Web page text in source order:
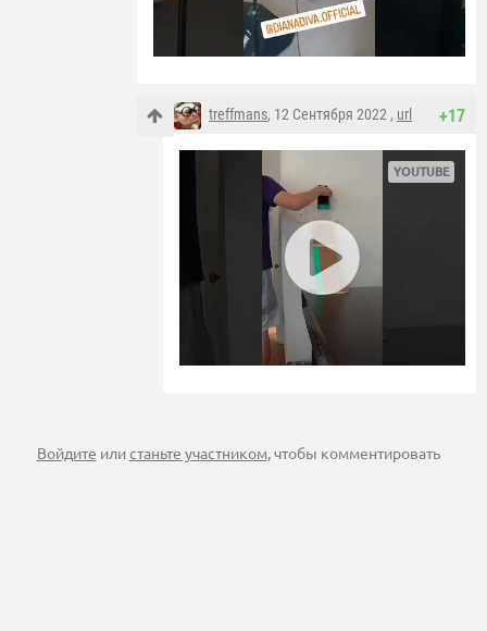
+17
treffmans, 12 Сентября 2022 , url
Войдите илистаньте участником , чтобы комментировать